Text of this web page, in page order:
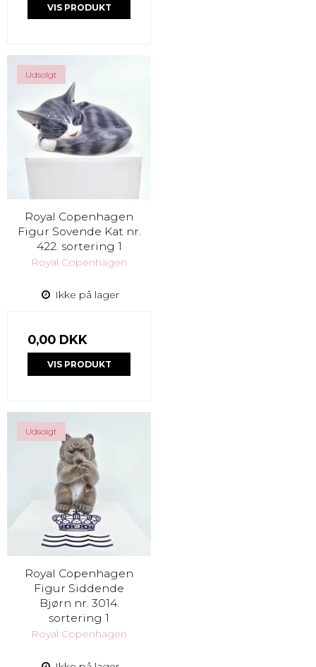
VIS PRODUKT
Udsolgt
Royal Copenhagen
Figur Sovende Kat nr.
422. sortering 1
Royal Copenhagen
Ikke på lager
0,00 DKK
VIS PRODUKT
Udsolgt
Royal Copenhagen
Figur Siddende
Bjørn nr. 3014.
sortering 1
Royal Copenhagen